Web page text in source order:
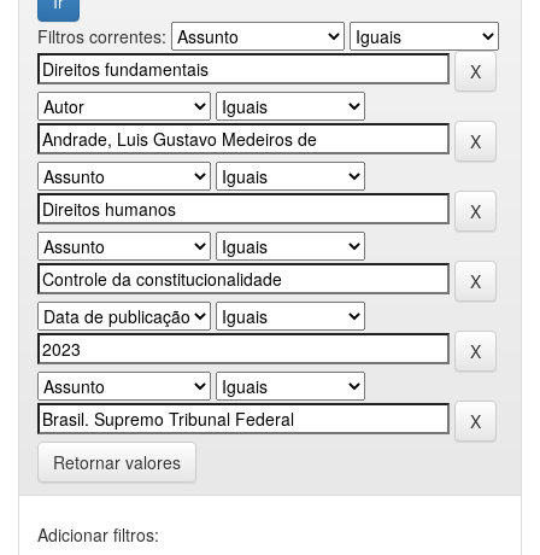
Filtros correntes:
Retornar valores
Adicionar filtros: